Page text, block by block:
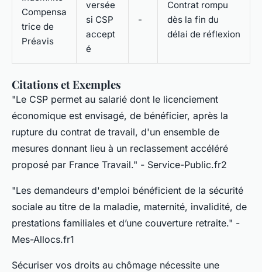
Compensa
trice de
Préavis
versée
si CSP
accept
é
-
Contrat rompu
dès la fin du
délai de réflexion
Citations et Exemples
"Le CSP permet au salarié dont le licenciement
économique est envisagé, de bénéficier, après la
rupture du contrat de travail, d'un ensemble de
mesures donnant lieu à un reclassement accéléré
proposé par France Travail." - Service-Public.fr2
"Les demandeurs d'emploi bénéficient de la sécurité
sociale au titre de la maladie, maternité, invalidité, de
prestations familiales et d’une couverture retraite." -
Mes-Allocs.fr1
Sécuriser vos droits au chômage nécessite une